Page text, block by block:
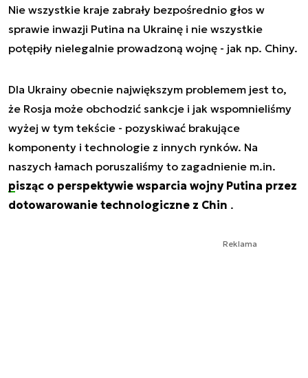
Nie wszystkie kraje zabrały bezpośrednio głos w
sprawie inwazji Putina na Ukrainę i nie wszystkie
potępiły nielegalnie prowadzoną wojnę - jak np. Chiny.
Dla Ukrainy obecnie największym problemem jest to,
że Rosja może obchodzić sankcje i jak wspomnieliśmy
wyżej w tym tekście - pozyskiwać brakujące
komponenty i technologie z innych rynków. Na
naszych łamach poruszaliśmy to zagadnienie m.in.
pisząc o perspektywie wsparcia wojny Putina przez
dotowarowanie technologiczne z Chin .
Reklama